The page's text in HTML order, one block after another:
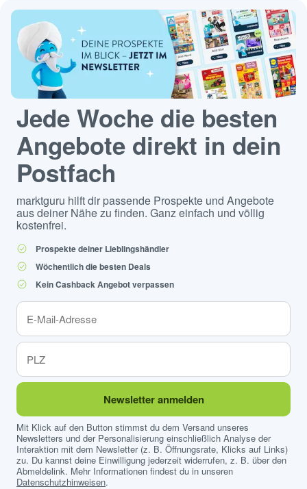
Jede Woche die besten
Angebote direkt in dein
Postfach
marktguru hilft dir passende Prospekte und Angebote
aus deiner Nähe zu finden. Ganz einfach und völlig
kostenfrei.
Prospekte deiner Lieblingshändler
Wöchentlich die besten Deals
Kein Cashback Angebot verpassen
Newsletter anmelden
Mit Klick auf den Button stimmst du dem Versand unseres
Newsletters und der Personalisierung einschließlich Analyse der
Interaktion mit dem Newsletter (z. B. Öffnungsrate, Klicks auf Links)
zu. Du kannst deine Einwilligung jederzeit widerrufen, z. B. über den
Abmeldelink. Mehr Informationen findest du in unseren
Datenschutzhinweisen.